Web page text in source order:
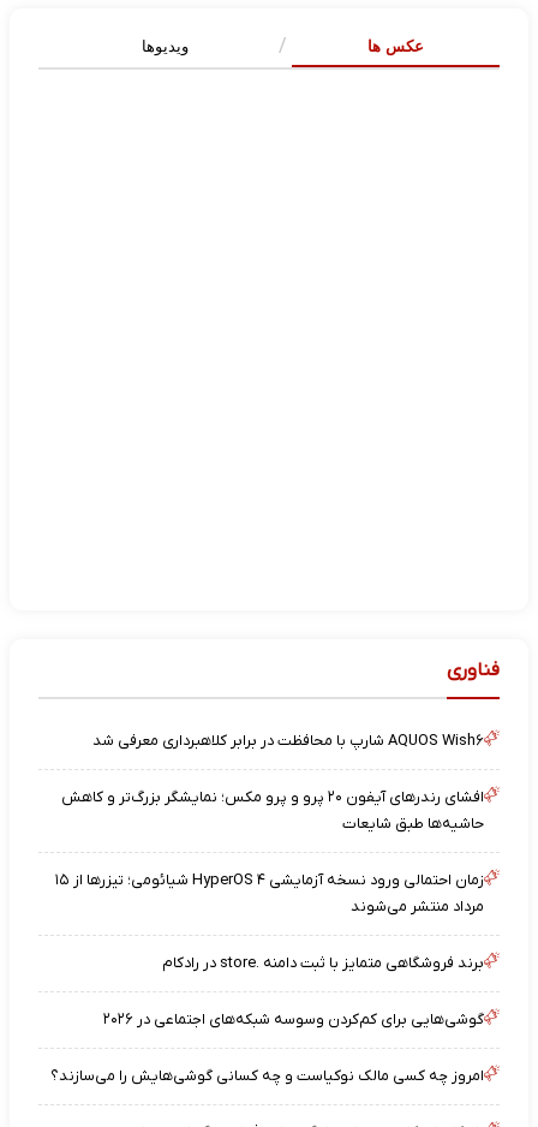
عکس ها ویدیوها
فناوری
AQUOS Wish۶ شارپ با محافظت در برابر کلاهبرداری معرفی شد
افشای رندرهای آیفون ۲۰ پرو و پرو مکس؛ نمایشگر بزرگ‌تر و کاهش
حاشیه‌ها طبق شایعات
زمان احتمالی ورود نسخه آزمایشی HyperOS ۴ شیائومی؛ تیزرها از ۱۵
مرداد منتشر می‌شوند
برند فروشگاهی متمایز با ثبت دامنه .store در رادکام
گوشی‌هایی برای کم‌کردن وسوسه شبکه‌های اجتماعی در ۲۰۲۶
امروز چه کسی مالک نوکیاست و چه کسانی گوشی‌هایش را می‌سازند؟